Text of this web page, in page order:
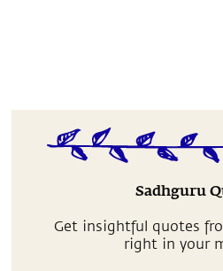
Sadhguru
Get insightful quotes
right in your